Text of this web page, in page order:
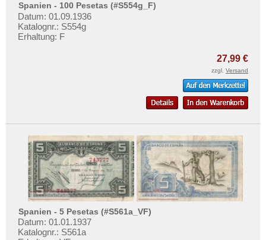
Spanien - 100 Pesetas (#S554g_F)
Datum: 01.09.1936
Katalognr.: S554g
Erhaltung: F
27,99 €
zzgl. Versand
Spanien - 5 Pesetas (#S561a_VF)
Datum: 01.01.1937
Katalognr.: S561a